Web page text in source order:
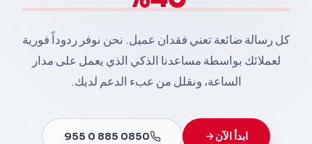
كل رسالة ضائعة تعني فقدان عميل. نحن نوفر ردوداً فورية
لعملائك بواسطة مساعدنا الذكي الذي يعمل على مدار
الساعة، ونقلل من عبء الدعم لديك.
ابدأ الآن 0850 885 0 955